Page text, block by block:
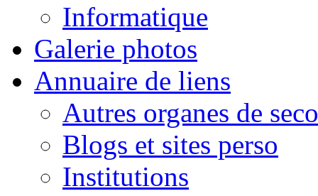
Informatique
Galerie photos
Annuaire de liens
Autres organes de
Blogs et sites perso
Institutions